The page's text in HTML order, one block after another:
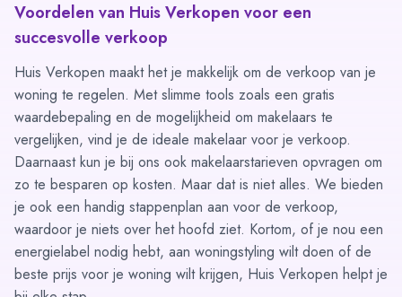
Voordelen van Huis Verkopen voor een
succesvolle verkoop
Huis Verkopen maakt het je makkelijk om de verkoop van je
woning te regelen. Met slimme tools zoals een gratis
waardebepaling en de mogelijkheid om makelaars te
vergelijken, vind je de ideale makelaar voor je verkoop.
Daarnaast kun je bij ons ook makelaarstarieven opvragen om
zo te besparen op kosten. Maar dat is niet alles. We bieden
je ook een handig stappenplan aan voor de verkoop,
waardoor je niets over het hoofd ziet. Kortom, of je nou een
energielabel nodig hebt, aan woningstyling wilt doen of de
beste prijs voor je woning wilt krijgen, Huis Verkopen helpt je